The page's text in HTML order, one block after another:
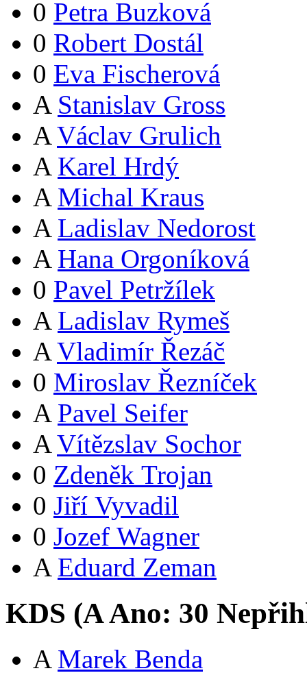
0 Petra Buzková
0 Robert Dostál
0 Eva Fischerová
A Stanislav Gross
A Václav Grulich
A Karel Hrdý
A Michal Kraus
A Ladislav Nedorost
A Hana Orgoníková
0 Pavel Petržílek
A Ladislav Rymeš
A Vladimír Řezáč
0 Miroslav Řezníček
A Pavel Seifer
A Vítězslav Sochor
0 Zdeněk Trojan
0 Jiří Vyvadil
0 Jozef Wagner
A Eduard Zeman
KDS (AAno: 30
A Marek Benda